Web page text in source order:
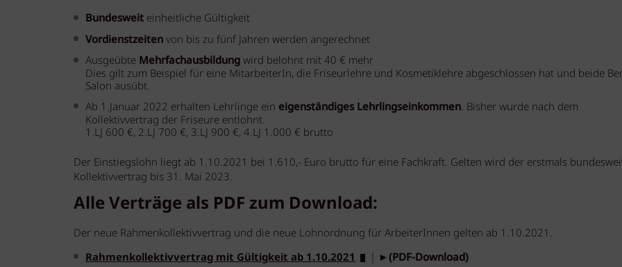
Bundesweit einheitliche Gültigkeit
Vordienstzeitenvon bis zu fünf Jahren werden angerechnet
Ausgeübte Mehrfachausbildungwird belohnt mit 40 € mehr
Dies gilt zum Beispiel für eine MitarbeiterIn, die Friseurlehre und Kosmetiklehre abgeschlossen hat und beide
Salon ausübt.
Ab 1.Januar 2022 erhalten Lehrlinge ein eigenständiges Lehrlingseinkommen. Bisher wurde nach dem
Kollektivvertrag der Friseure entlohnt.
1.LJ 600 €, 2.LJ 700 €, 3.LJ 900 €, 4.LJ 1.000 € brutto
Der Einstiegslohn liegt ab 1.10.2021 bei 1.610,- Euro brutto für eine Fachkraft. Gelten wird der erstmals
Kollektivvertrag bis 31. Mai 2023.
Alle Verträge als PDF zum Download:
Der neue Rahmenkollektivvertrag und die neue Lohnordnung für ArbeiterInnen gelten ab 1.10.2021.
Rahmenkollektivvertrag mit Gültigkeit ab 1.10.2021
| ►(PDF-Download)